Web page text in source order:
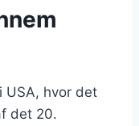
USA, hvor det
det 20.